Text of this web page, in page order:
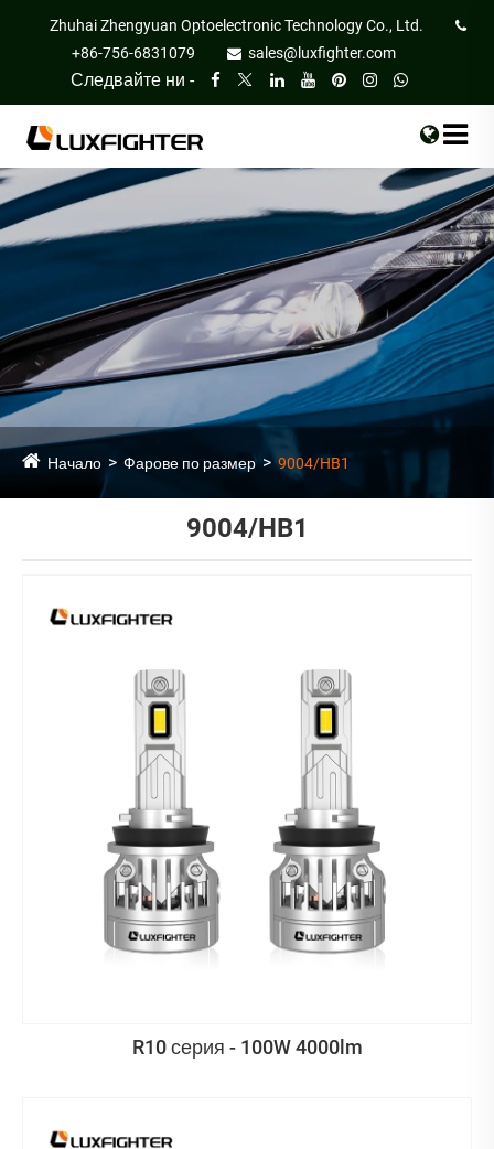
Zhuhai Zhengyuan Optoelectronic Technology Co., Ltd.
+86-756-6831079
sales@luxfighter.com
Следвайте ни -
Начало Фарове по размер 9004/HB1
9004/HB1
R10 серия - 100W 4000lm